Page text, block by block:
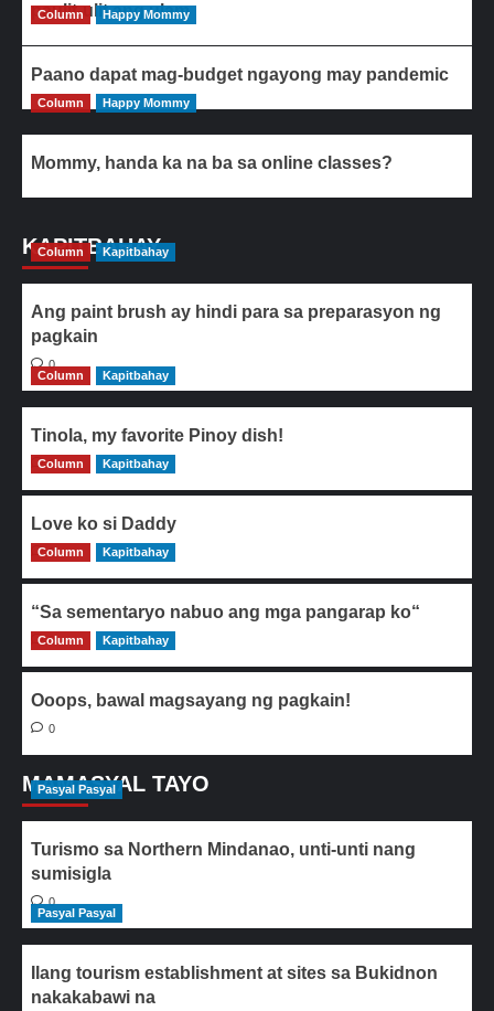
paulit-ulit ang ulam
Column Happy Mommy
Paano dapat mag-budget ngayong may pandemic
Column Happy Mommy
Mommy, handa ka na ba sa online classes?
KAPITBAHAY
Column Kapitbahay
Ang paint brush ay hindi para sa preparasyon ng
pagkain
0
Column
Kapitbahay
Tinola, my favorite Pinoy dish!
0
Column Kapitbahay
Love ko si Daddy
0
Column Kapitbahay
“Sa sementaryo nabuo ang mga pangarap ko“
0
Column Kapitbahay
Ooops, bawal magsayang ng pagkain!
0
MAMASYAL TAYO
Pasyal Pasyal
Turismo sa Northern Mindanao, unti-unti nang
sumisigla
0
Pasyal Pasyal
Ilang tourism establishment at sites sa Bukidnon
nakakabawi na